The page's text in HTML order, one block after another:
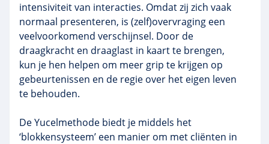
intensiviteit van interacties. Omdat zij zich vaak
normaal presenteren, is (zelf)overvraging een
veelvoorkomend verschijnsel. Door de
draagkracht en draaglast in kaart te brengen,
kun je hen helpen om meer grip te krijgen op
gebeurtenissen en de regie over het eigen leven
te behouden.
De Yucelmethode biedt je middels het
‘blokkensysteem’ een manier om met cliënten in